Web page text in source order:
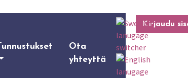
Kirjaudu
Tunnustukset
Ota
yhteyttä